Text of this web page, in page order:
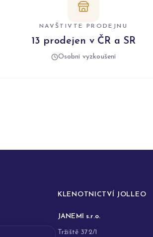
NAVŠTIVTE PRODEJNU
13 prodejen v ČR a SR
Osobní vyzkoušení
KLENOTNICTVÍ JOLLEO
JANEMI s.r.o.
Tržiště 372/1